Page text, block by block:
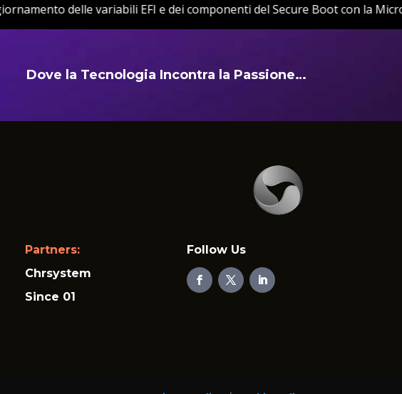
Aggiornamento delle variabili EFI e dei componenti del Secure Boot
Dove la Tecnologia Incontra la Passione…
Partners:
Chrsystem
Since 01
Follow Us